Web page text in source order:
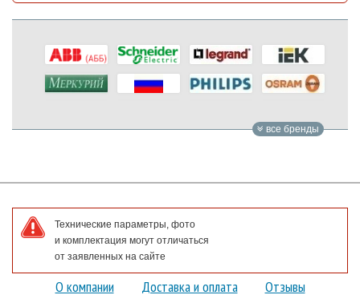
все бренды
Технические параметры, фото
и комплектация могут отличаться
от заявленных на сайте
О компании Доставка и оплата
Отзывы